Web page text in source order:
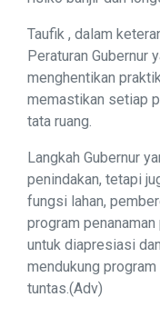
Taufik , dalam
Peraturan Gubernur
menghentikan
memastikan setiap
tata ruang.
Langkah Gubernur
penindakan, tetapi
fungsi lahan,
program
untuk diapresiasi
mendukung
tuntas.(Adv)